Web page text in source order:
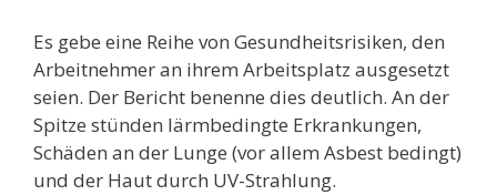
Es gebe eine Reihe von Gesundheitsrisiken, den
Arbeitnehmer an ihrem Arbeitsplatz ausgesetzt
seien. Der Bericht benenne dies deutlich. An der
Spitze stünden lärmbedingte Erkrankungen,
Schäden an der Lunge (vor allem Asbest bedingt)
und der Haut durch UV-Strahlung.